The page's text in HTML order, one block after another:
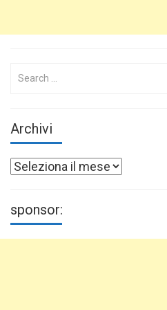
Search
Archivi
Archivi
sponsor: